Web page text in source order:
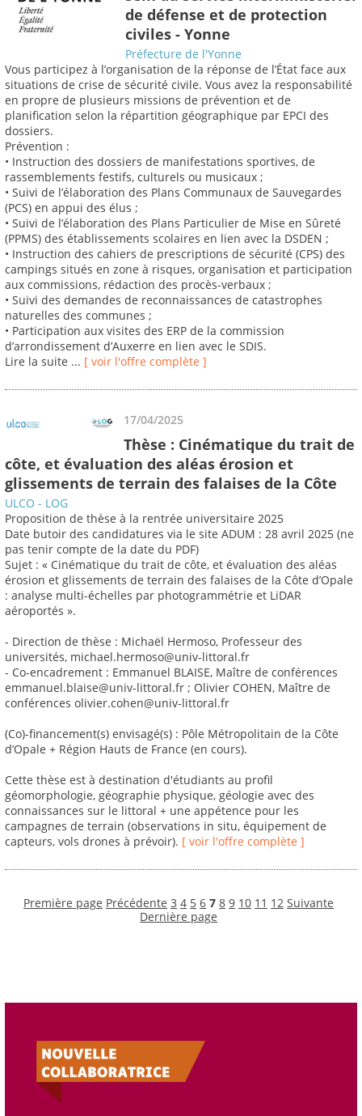
de défense et de protection
civiles - Yonne
Préfecture de l'Yonne
Vous participez à l’organisation de la réponse de l’État face aux
situations de crise de sécurité civile. Vous avez la responsabilité
en propre de plusieurs missions de prévention et de
planification selon la répartition géographique par EPCI des
dossiers.
Prévention :
• Instruction des dossiers de manifestations sportives, de
rassemblements festifs, culturels ou musicaux ;
• Suivi de l’élaboration des Plans Communaux de Sauvegardes
(PCS) en appui des élus ;
• Suivi de l’élaboration des Plans Particulier de Mise en Sûreté
(PPMS) des établissements scolaires en lien avec la DSDEN ;
• Instruction des cahiers de prescriptions de sécurité (CPS) des
campings situés en zone à risques, organisation et participation
aux commissions, rédaction des procès-verbaux ;
• Suivi des demandes de reconnaissances de catastrophes
naturelles des communes ;
• Participation aux visites des ERP de la commission
d’arrondissement d’Auxerre en lien avec le SDIS.
Lire la suite ... [ voir l'offre complète ]
17/04/2025
Thèse : Cinématique du trait de
côte, et évaluation des aléas érosion et
glissements de terrain des falaises de la Côte
ULCO - LOG
Proposition de thèse à la rentrée universitaire 2025
Date butoir des candidatures via le site ADUM : 28 avril 2025 (ne
pas tenir compte de la date du PDF)
Sujet : « Cinématique du trait de côte, et évaluation des aléas
érosion et glissements de terrain des falaises de la Côte d’Opale
: analyse multi-échelles par photogrammétrie et LiDAR
aéroportés ».
- Direction de thèse : Michaël Hermoso, Professeur des
universités, michael.hermoso@univ-littoral.fr
- Co-encadrement : Emmanuel BLAISE, Maître de conférences
emmanuel.blaise@univ-littoral.fr ; Olivier COHEN, Maître de
conférences olivier.cohen@univ-littoral.fr
(Co)-financement(s) envisagé(s) : Pôle Métropolitain de la Côte
d’Opale + Région Hauts de France (en cours).
Cette thèse est à destination d'étudiants au profil
géomorphologie, géographie physique, géologie avec des
connaissances sur le littoral + une appétence pour les
campagnes de terrain (observations in situ, équipement de
capteurs, vols drones à prévoir). [ voir l'offre complète ]
Première page Précédente 3 4 5 6 7 8 9 10 11 12 Suivante
Dernière page